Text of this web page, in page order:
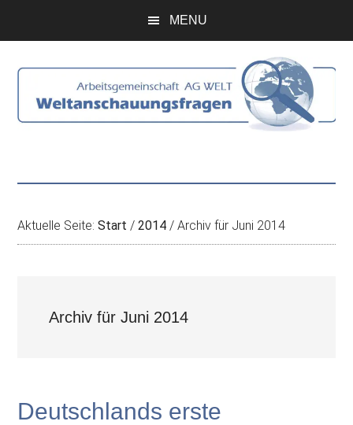
menu
MENU
Aktuelle Seite:Start / 2014 / Archiv für Juni 2014
Archiv für Juni 2014
Deutschlands erste